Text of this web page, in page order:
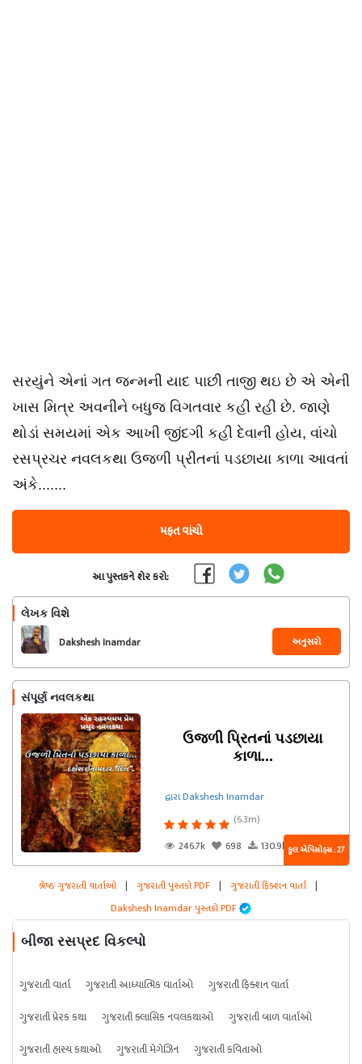
સરયુંને એનાં ગત જન્મની યાદ પાછી તાજી થઇ છે એ એની
ખાસ મિત્ર અવનીને બધુજ વિગતવાર કહી રહી છે. જાણે
થોડાં સમયમાં એક આખી જીંદગી કહી દેવાની હોય, વાંચો
રસપ્રચર નવલકથા ઉજળી પ્રીતનાં પડછાયા કાળા આવતાં
અંકે.......
મફત વાંચો
આ પુસ્તકને શેર કરો:
લેખક વિશે
Dakshesh Inamdar અનુસરો
સંપૂર્ણ નવલકથા
ઉજળી પ્રિતનાં પડછાયા
કાળા...
દ્વારા Dakshesh Inamdar
(6.3m)
246.7k
698 130.9k કુલ એપિસોડ્સ : 27
શ્રેષ્ઠ ગુજરાતી વાર્તાઓ | ગુજરાતી પુસ્તકો PDF | ગુજરાતી ફિક્શન વાર્તા |
Dakshesh Inamdar પુસ્તકો PDF
બીજા રસપ્રદ વિકલ્પો
ગુજરાતી વાર્તા ગુજરાતી આધ્યાત્મિક વાર્તાઓ
ગુજરાતી ફિક્શન વાર્તા
ગુજરાતી પ્રેરક કથા
ગુજરાતી ક્લાસિક નવલકથાઓ
ગુજરાતી બાળ વાર્તાઓ
ગુજરાતી હાસ્ય કથાઓ
ગુજરાતી મેગેઝિન ગુજરાતી કવિતાઓ